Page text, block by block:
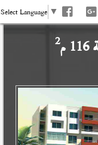
Select Language ▼
م 2